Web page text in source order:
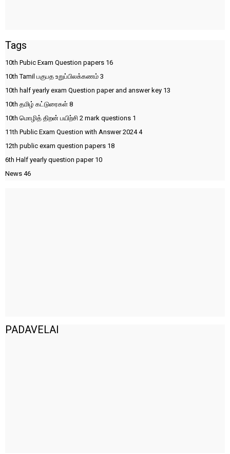
Tags
10th Pubic Exam Question papers 16
10th Tamil பகுபத உறுப்பிலக்கணம் 3
10th half yearly exam Question paper and answer key 13
10th தமிழ் கட்டுரைகள் 8
10th மொழித் திறன் பயிற்சி 2 mark questions 1
11th Public Exam Question with Answer 20244
12th public exam question papers 18
6th Half yearly question paper 10
News 46
PADAVELAI